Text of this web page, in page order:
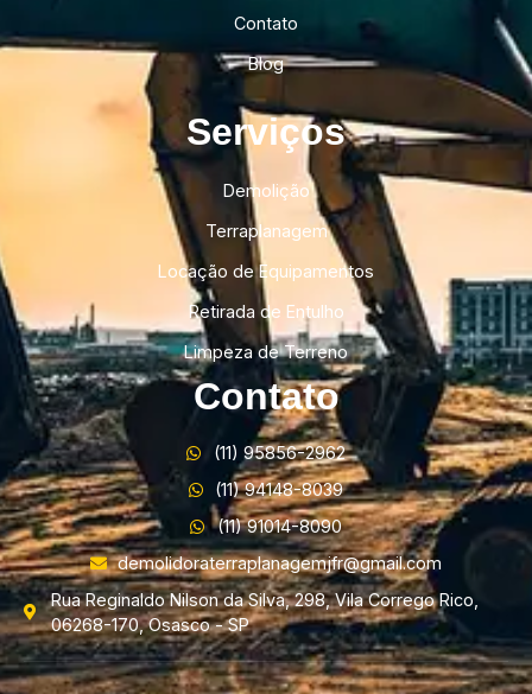
Contato
Blog
Serviços
Demolição
Terraplanagem
Locação de Equipamentos
Retirada de Entulho
Limpeza de Terreno
Contato
(11) 95856-2962
(11) 94148-8039
(11) 91014-8090
demolidoraterraplanagemjfr@gmail.com
Rua Reginaldo Nilson da Silva, 298, Vila Corrego Rico,
06268-170, Osasco - SP